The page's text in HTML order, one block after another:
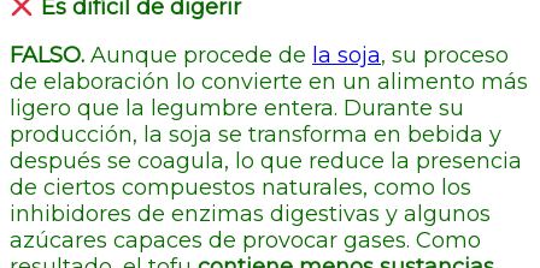
Es difícil de digerir
FALSO. Aunque procede de la soja, su proceso
de elaboración lo convierte en un alimento más
ligero que la legumbre entera. Durante su
producción, la soja se transforma en bebida y
después se coagula, lo que reduce la presencia
de ciertos compuestos naturales, como los
inhibidores de enzimas digestivas y algunos
azúcares capaces de provocar gases. Como